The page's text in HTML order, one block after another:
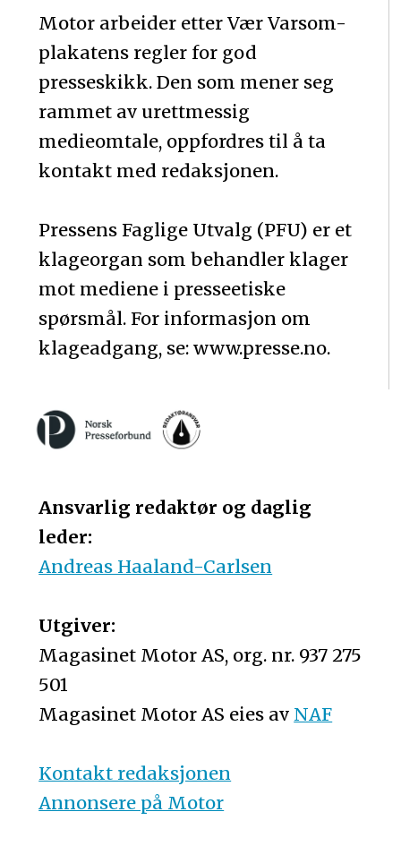
Motor arbeider etter Vær Varsom-
plakatens regler for god
presseskikk. Den som mener seg
rammet av urettmessig
medieomtale, oppfordres til å ta
kontakt med redaksjonen.
Pressens Faglige Utvalg (PFU) er et
klageorgan som behandler klager
mot mediene i presseetiske
spørsmål. For informasjon om
klageadgang, se: www.presse.no.
Ansvarlig redaktør og daglig
leder:
Andreas Haaland-Carlsen
Utgiver:
Magasinet Motor AS, org. nr. 937 275
501
Magasinet Motor AS eies av NAF
Kontakt redaksjonen
Annonsere på Motor